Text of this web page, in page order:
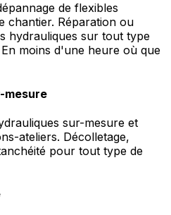
de flexibles
chantier. Réparation ou
hydrauliques sur tout type
moins d'une heure où que
mesure
sur-mesure et
ateliers. Décolletage,
pour tout type de